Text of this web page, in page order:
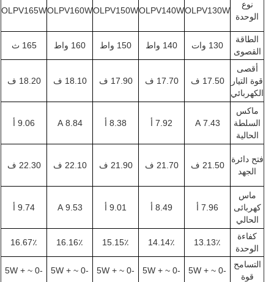
نوع
الوحدة
OLPV130W
OLPV140W
OLPV150W
OLPV160W
OLPV165W
الطاقة
القصوى
130 وات 140 واط 150 واط 160 واط 165 ث
أقصى
قوة التيار
الكهربائي
17.50 ف 17.70 ف 17.90 ف 18.10 ف 18.20 ف
ماكس
السلطة
الحالية
7.43 A 7.92 أ 8.38 أ 8.84 A 9.06 أ
فتح دائرة
الجهد
21.50 ف 21.70 ف 21.90 ف 22.10 ف 22.30 ف
ماس
كهربائى
الحالي
7.96 أ 8.49 أ 9.01 أ 9.53 A 9.74 أ
كفاءة
الوحدة
13.13٪ 14.14٪ 15.15٪ 16.16٪ 16.67٪
التسامح
قوة
-0 ~ + 5W
-0 ~ + 5W
-0 ~ + 5W
-0 ~ + 5W
-0 ~ + 5W